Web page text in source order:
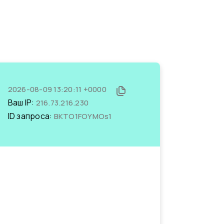
2026-08-09 13:20:11 +0000
Ваш IP: 216.73.216.230
ID запроса: BKTO1FOYMOs1